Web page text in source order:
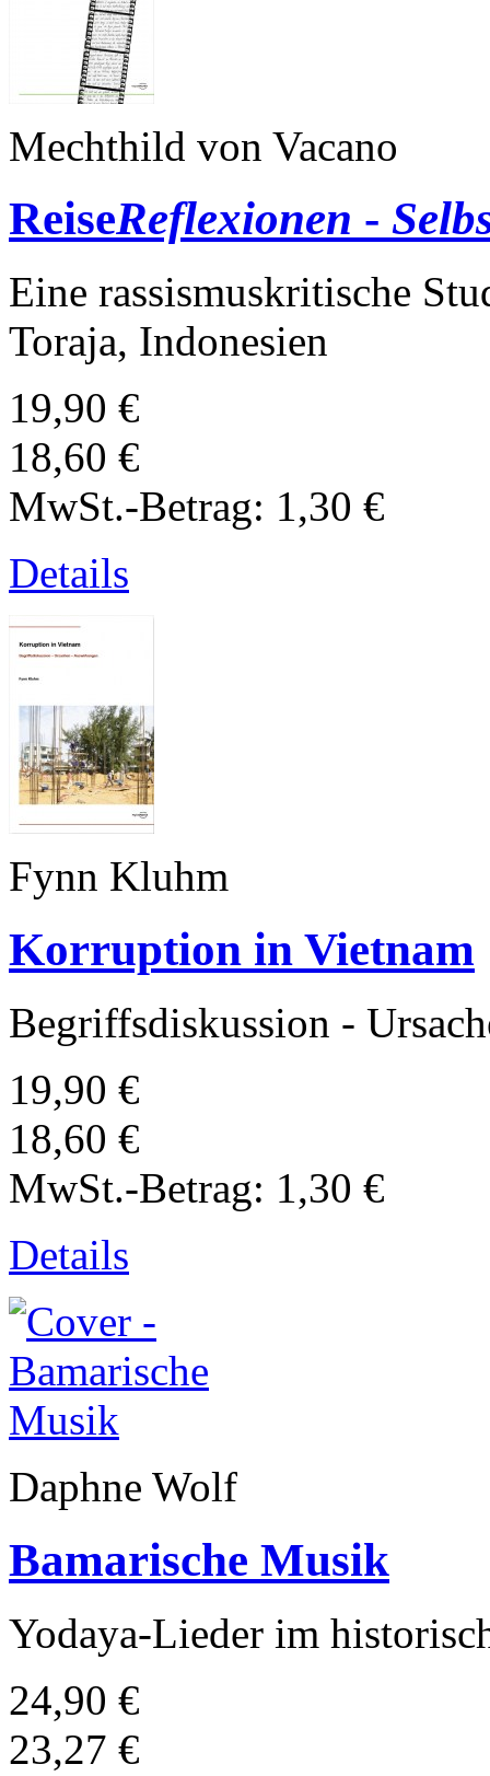
Mechthild von Vacano
ReiseReflexionen -
Eine rassismuskritische
Toraja, Indonesien
19,90 €
18,60 €
MwSt.-Betrag: 1,30 €
Details
Fynn Kluhm
Korruption in Vietnam
Begriffsdiskussion -
19,90 €
18,60 €
MwSt.-Betrag: 1,30 €
Details
Daphne Wolf
Bamarische Musik
Yodaya-Lieder im
24,90 €
23,27 €